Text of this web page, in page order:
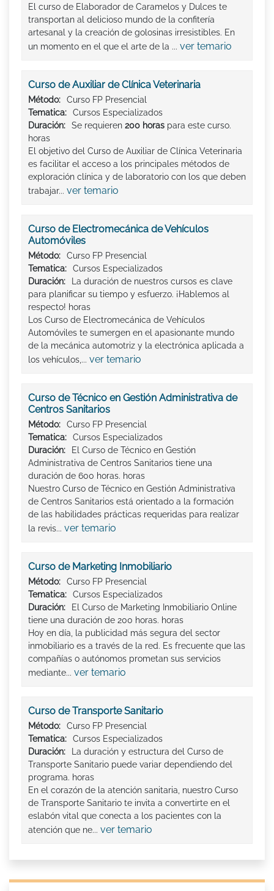
El curso de Elaborador de Caramelos y Dulces te
transportan al delicioso mundo de la confitería
artesanal y la creación de golosinas irresistibles. En
un momento en el que el arte de la ... ver temario
Curso de Auxiliar de Clínica Veterinaria
Método:
Curso FP Presencial
Tematica:
Cursos Especializados
Duración:
Se requieren 200 horas para este curso.
horas
El objetivo del Curso de Auxiliar de Clínica Veterinaria
es facilitar el acceso a los principales métodos de
exploración clínica y de laboratorio con los que deben
trabajar... ver temario
Curso de Electromecánica de Vehículos
Automóviles
Método:
Curso FP Presencial
Tematica:
Cursos Especializados
Duración:
La duración de nuestros cursos es clave
para planificar su tiempo y esfuerzo. ¡Hablemos al
respecto! horas
Los Curso de Electromecánica de Vehículos
Automóviles te sumergen en el apasionante mundo
de la mecánica automotriz y la electrónica aplicada a
los vehículos,... ver temario
Curso de Técnico en Gestión Administrativa de
Centros Sanitarios
Método:
Curso FP Presencial
Tematica:
Cursos Especializados
Duración:
El Curso de Técnico en Gestión
Administrativa de Centros Sanitarios tiene una
duración de 600 horas. horas
Nuestro Curso de Técnico en Gestión Administrativa
de Centros Sanitarios está orientado a la formación
de las habilidades prácticas requeridas para realizar
la revis... ver temario
Curso de Marketing Inmobiliario
Método:
Curso FP Presencial
Tematica:
Cursos Especializados
Duración:
El Curso de Marketing Inmobiliario Online
tiene una duración de 200 horas. horas
Hoy en día, la publicidad más segura del sector
inmobiliario es a través de la red. Es frecuente que las
compañías o autónomos prometan sus servicios
mediante... ver temario
Curso de Transporte Sanitario
Método:
Curso FP Presencial
Tematica:
Cursos Especializados
Duración:
La duración y estructura del Curso de
Transporte Sanitario puede variar dependiendo del
programa. horas
En el corazón de la atención sanitaria, nuestro Curso
de Transporte Sanitario te invita a convertirte en el
eslabón vital que conecta a los pacientes con la
atención que ne... ver temario